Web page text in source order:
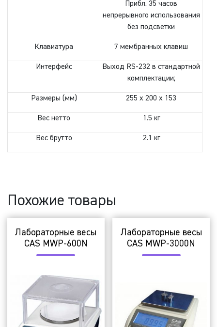
Прибл. 35 часов
непрерывного использования
без подсветки
Клавиатура 7 мембранных клавиш
Интерфейс
Выход RS-232 в стандартной
комплектации;
Размеры (мм) 255 x 200 x 153
Вес нетто 1.5 кг
Вес брутто 2.1 кг
Похожие товары
Лабораторные весы
CAS MWP-600N
Лабораторные весы
CAS MWP-3000N